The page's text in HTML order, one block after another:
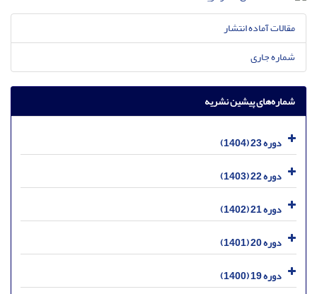
مقالات آماده انتشار
شماره جاری
شماره‌های پیشین نشریه
دوره 23 (1404)
دوره 22 (1403)
دوره 21 (1402)
دوره 20 (1401)
دوره 19 (1400)